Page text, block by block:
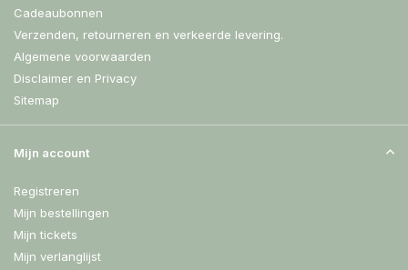
Cadeaubonnen
Verzenden, retourneren en verkeerde levering.
Algemene voorwaarden
Disclaimer en Privacy
Sitemap
Mijn account
Registreren
Mijn bestellingen
Mijn tickets
Mijn verlanglijst